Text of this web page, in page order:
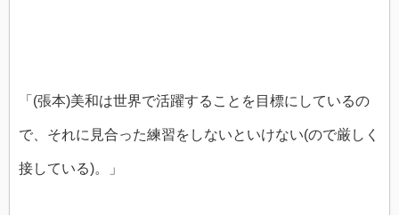
「(張本)美和は世界で活躍することを目標にしているの
で、それに見合った練習をしないといけない(ので厳しく
接している)。」